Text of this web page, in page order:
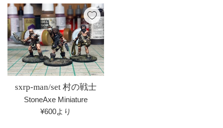
sxrp-man/set 村の戦士
StoneAxe Miniature
¥600より